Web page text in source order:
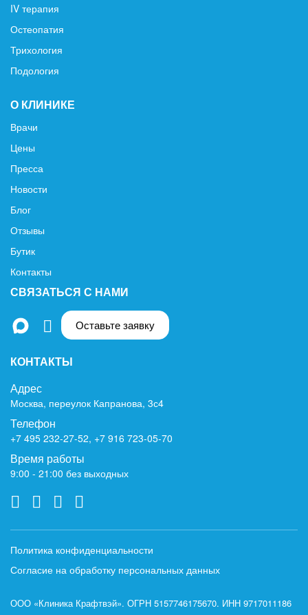
IV терапия
Остеопатия
Трихология
Подология
О КЛИНИКЕ
Врачи
Цены
Пресса
Новости
Блог
Отзывы
Бутик
Контакты
СВЯЗАТЬСЯ С НАМИ
Оставьте заявку
КОНТАКТЫ
Адрес
Москва, переулок Капранова, 3с4
Телефон
+7 495 232-27-52, +7 916 723-05-70
Время работы
9:00 - 21:00 без выходных
Политика конфиденциальности
Согласие на обработку персональных данных
ООО «Клиника Крафтвэй». ОГРН 5157746175670. ИНН 9717011186